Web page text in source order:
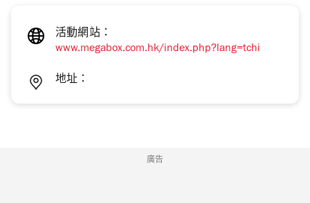
活動網站：
www.megabox.com.hk/index.php?lang=tchi
地址：
廣告